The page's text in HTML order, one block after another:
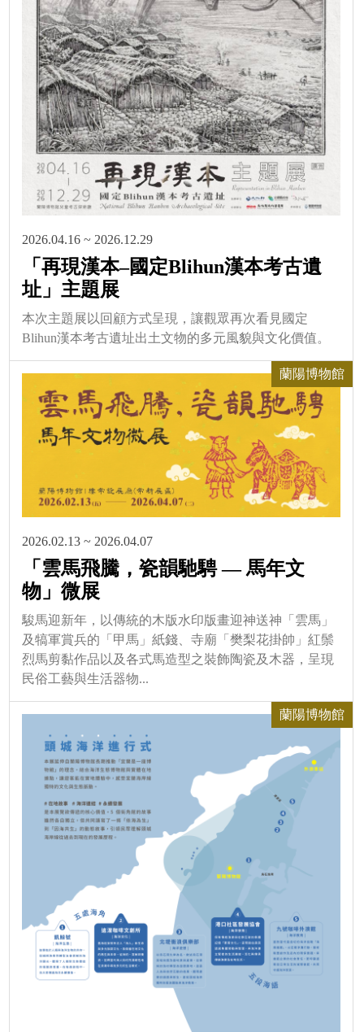
2026.04.16 ~ 2026.12.29
「再現漢本–國定Blihun漢本考古遺
址」主題展
本次主題展以回顧方式呈現，讓觀眾再次看見國定
Blihun漢本考古遺址出土文物的多元風貌與文化價值。
2026.02.13 ~ 2026.04.07
「雲馬飛騰，瓷韻馳騁 — 馬年文
物」微展
駿馬迎新年，以傳統的木版水印版畫迎神送神「雲馬」
及犒軍賞兵的「甲馬」紙錢、寺廟「樊梨花掛帥」紅鬃
烈馬剪黏作品以及各式馬造型之裝飾陶瓷及木器，呈現
民俗工藝與生活器物...
蘭陽博物館
蘭陽博物館